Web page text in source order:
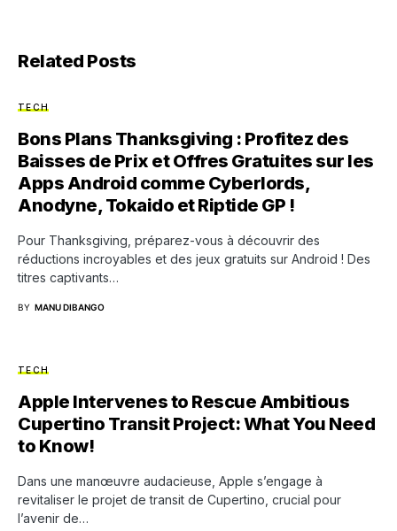
Related Posts
TECH
Bons Plans Thanksgiving : Profitez des
Baisses de Prix et Offres Gratuites sur les
Apps Android comme Cyberlords,
Anodyne, Tokaido et Riptide GP !
Pour Thanksgiving, préparez-vous à découvrir des
réductions incroyables et des jeux gratuits sur Android ! Des
titres captivants…
BY MANU DIBANGO
TECH
Apple Intervenes to Rescue Ambitious
Cupertino Transit Project: What You Need
to Know!
Dans une manœuvre audacieuse, Apple s’engage à
revitaliser le projet de transit de Cupertino, crucial pour
l’avenir de…